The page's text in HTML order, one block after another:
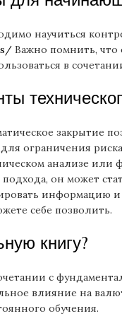
научиться
Важно помнить, что
в
закрытие
ограничения
анализе или
он может
информацию
себе позволить.
книгу?
с
влияние на
обучения.